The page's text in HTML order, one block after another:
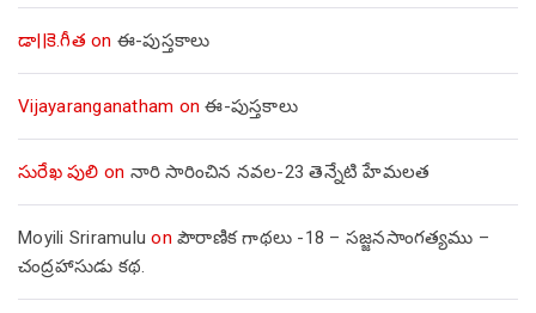
డా||కె.గీత on ఈ-పుస్తకాలు
Vijayaranganatham onఈ-పుస్తకాలు
సురేఖ పులి on నారి సారించిన నవల-23 తెన్నేటి హేమలత
Moyili Sriramulu on పౌరాణిక గాథలు -18 – సజ్జనసాంగత్యము –
చంద్రహాసుడు కథ.